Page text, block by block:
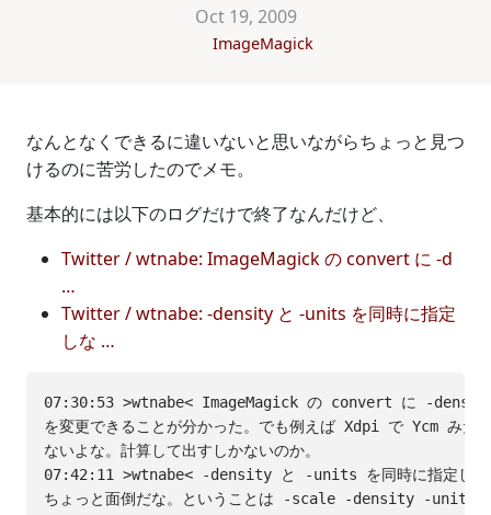
Oct 19, 2009
ImageMagick
なんとなくできるに違いないと思いながらちょっと見つ
けるのに苦労したのでメモ。
基本的には以下のログだけで終了なんだけど、
Twitter / wtnabe: ImageMagick の convert に -d
…
Twitter / wtnabe: -density と -units を同時に指定
しな …
07:30:53 >wtnabe< ImageMagick の convert に -density
を変更できることが分かった。でも例えば Xdpi で Ycm みた
ないよな。計算して出すしかないのか。
07:42:11 >wtnabe< -density と -units を同時に指定しな
ちょっと面倒だな。ということは -scale -density -units